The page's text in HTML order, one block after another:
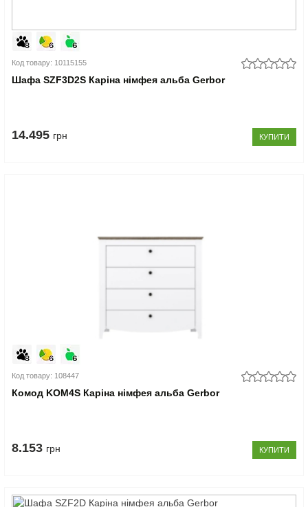
Код товару: 10115155
Шафа SZF3D2S Каріна німфея альба Gerbor
14.495 грн КУПИТИ
Код товару: 108447
Комод KOM4S Каріна німфея альба Gerbor
8.153 грн КУПИТИ